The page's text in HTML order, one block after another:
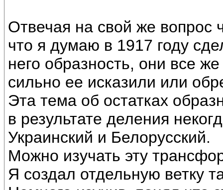
Отвечая на свой же вопрос
что я думаю в 1917 году
него образность, они все
сильно ее исказили или
Эта тема об остатках
в результате деления
Украинский и Белорусский.
Можно изучать эту
Я создал отдельную ветку